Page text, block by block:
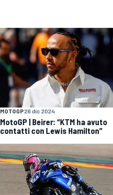
MOTOGP26 dic 2024
MotoGP | Beirer: “KTM ha avuto
contatti con Lewis Hamilton”